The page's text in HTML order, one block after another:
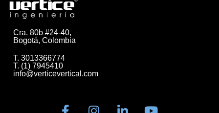
Cra. 80b #24-40,
Bogotá, Colombia
T. 3013366774
T. (1) 7945410
info@verticevertical.com